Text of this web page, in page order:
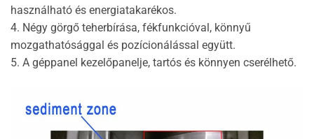
használható és energiatakarékos.
4. Négy görgő teherbírása, fékfunkcióval, könnyű
mozgathatósággal és pozícionálással együtt.
5. A géppanel kezelőpanelje, tartós és könnyen cserélhető.